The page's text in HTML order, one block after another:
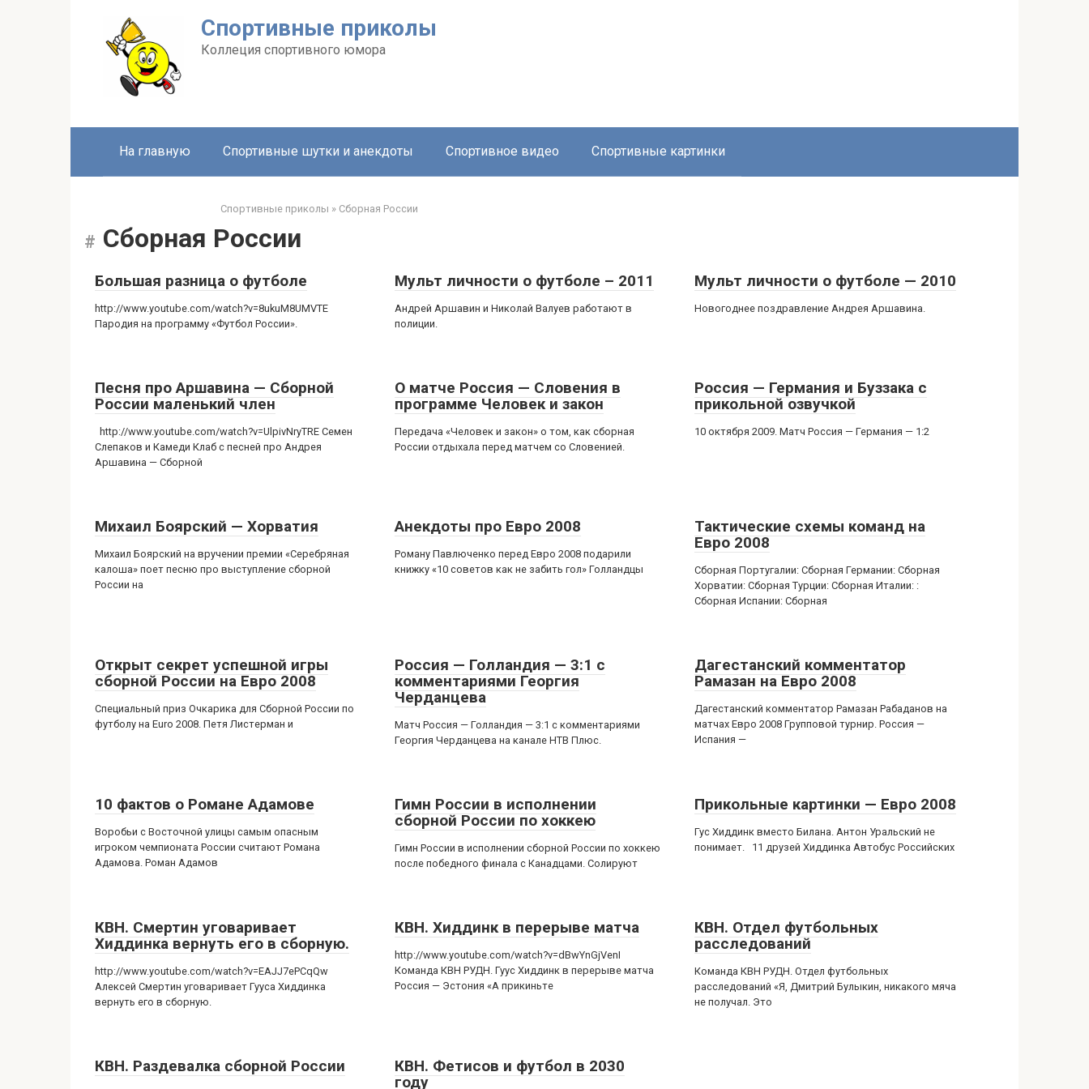
Спортивные приколы
Коллеция спортивного юмора
На главную Спортивные шутки и анекдоты Спортивное видео Спортивные картинки
Спортивные приколы » Сборная России
Сборная России
Большая разница о футболе
http://www.youtube.com/watch?v=8ukuM8UMVTE
Пародия на программу «Футбол России».
Мульт личности о футболе – 2011
Андрей Аршавин и Николай Валуев работают в
полиции.
Мульт личности о футболе — 2010
Новогоднее поздравление Андрея Аршавина.
Песня про Аршавина — Сборной
России маленький член
http://www.youtube.com/watch?v=UlpivNryTRE Семен
Слепаков и Камеди Клаб с песней про Андрея
Аршавина — Сборной
О матче Россия — Словения в
программе Человек и закон
Передача «Человек и закон» о том, как сборная
России отдыхала перед матчем со Словенией.
Россия — Германия и Буззака с
прикольной озвучкой
10 октября 2009. Матч Россия — Германия — 1:2
Михаил Боярский — Хорватия
Михаил Боярский на вручении премии «Серебряная
калоша» поет песню про выступление сборной
России на
Анекдоты про Евро 2008
Роману Павлюченко перед Евро 2008 подарили
книжку «10 советов как не забить гол» Голландцы
Тактические схемы команд на
Евро 2008
Сборная Португалии: Сборная Германии: Сборная
Хорватии: Сборная Турции: Сборная Италии: :
Сборная Испании: Сборная
Открыт секрет успешной игры
сборной России на Евро 2008
Cпециальный приз Очкарика для Сборной России по
футболу на Euro 2008. Петя Листерман и
Россия — Голландия — 3:1 с
комментариями Георгия
Черданцева
Матч Россия — Голландия — 3:1 c комментариями
Георгия Черданцева на канале НТВ Плюс.
Дагестанский комментатор
Рамазан на Евро 2008
Дагестанский комментатор Рамазан Рабаданов на
матчах Евро 2008 Групповой турнир. Россия —
Испания —
10 фактов о Романе Адамове
Воробьи с Восточной улицы самым опасным
игроком чемпионата России считают Романа
Адамова. Роман Адамов
Гимн России в исполнении
сборной России по хоккею
Гимн России в исполнении сборной России по хоккею
после победного финала с Канадцами. Солируют
Прикольные картинки — Евро 2008
Гус Хиддинк вместо Билана. Антон Уральский не
понимает. 11 друзей Хиддинка Автобус Российских
КВН. Смертин уговаривает
Хиддинка вернуть его в сборную.
http://www.youtube.com/watch?v=EAJJ7ePCqQw
Алексей Смертин уговаривает Гууса Хиддинка
вернуть его в сборную.
КВН. Хиддинк в перерыве матча
http://www.youtube.com/watch?v=dBwYnGjVenI
Команда КВН РУДН. Гуус Хиддинк в перерыве матча
Россия — Эстония «А прикиньте
КВН. Отдел футбольных
расследований
Команда КВН РУДН. Отдел футбольных
расследований «Я, Дмитрий Булыкин, никакого мяча
не получал. Это
КВН. Раздевалка сборной России
КВН. Фетисов и футбол в 2030
году